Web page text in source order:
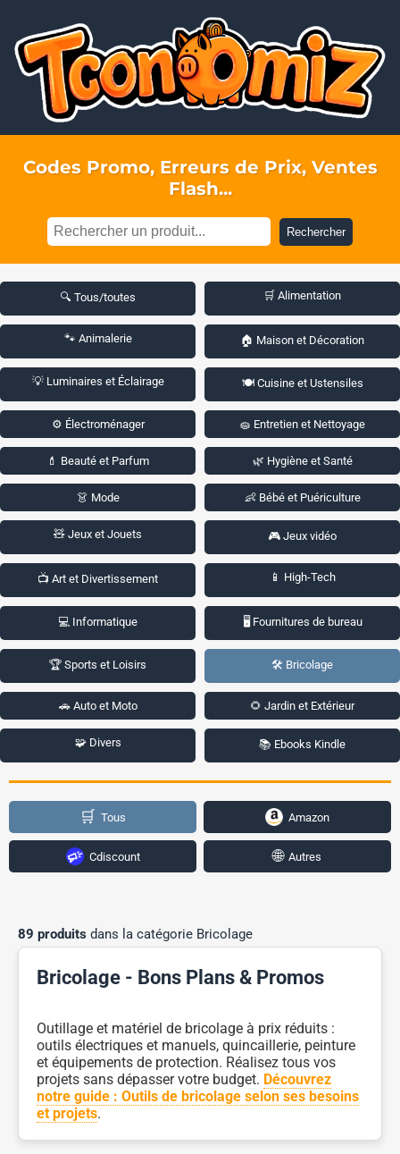
Codes Promo, Erreurs de Prix, Ventes
Flash...
Rechercher
🔍 Tous/toutes 🛒 Alimentation
🐾 Animalerie 🏠 Maison et Décoration
💡 Luminaires et Éclairage 🍽️ Cuisine et Ustensiles
⚙️ Électroménager 🧽 Entretien et Nettoyage
💄 Beauté et Parfum 🌿 Hygiène et Santé
👗 Mode 👶 Bébé et Puériculture
🧸 Jeux et Jouets 🎮 Jeux vidéo
📺 Art et Divertissement 📱 High-Tech
💻 Informatique 🖥️ Fournitures de bureau
🏆 Sports et Loisirs 🛠️ Bricolage
🚗 Auto et Moto 🌻 Jardin et Extérieur
🧩 Divers 📚 Ebooks Kindle
🛒 Tous Amazon
Cdiscount 🌐 Autres
89 produits dans la catégorie Bricolage
Bricolage - Bons Plans & Promos
Outillage et matériel de bricolage à prix réduits :
outils électriques et manuels, quincaillerie, peinture
et équipements de protection. Réalisez tous vos
projets sans dépasser votre budget. Découvrez
notre guide : Outils de bricolage selon ses besoins
et projets.